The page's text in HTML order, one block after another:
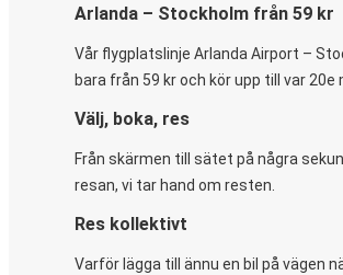
Arlanda – Stockholm från 59 kr
Vår flygplatslinje Arlanda Airport –
bara från 59 kr och kör upp till var 20e
Välj, boka, res
Från skärmen till sätet på några
resan, vi tar hand om resten.
Res kollektivt
Varför lägga till ännu en bil på vägen